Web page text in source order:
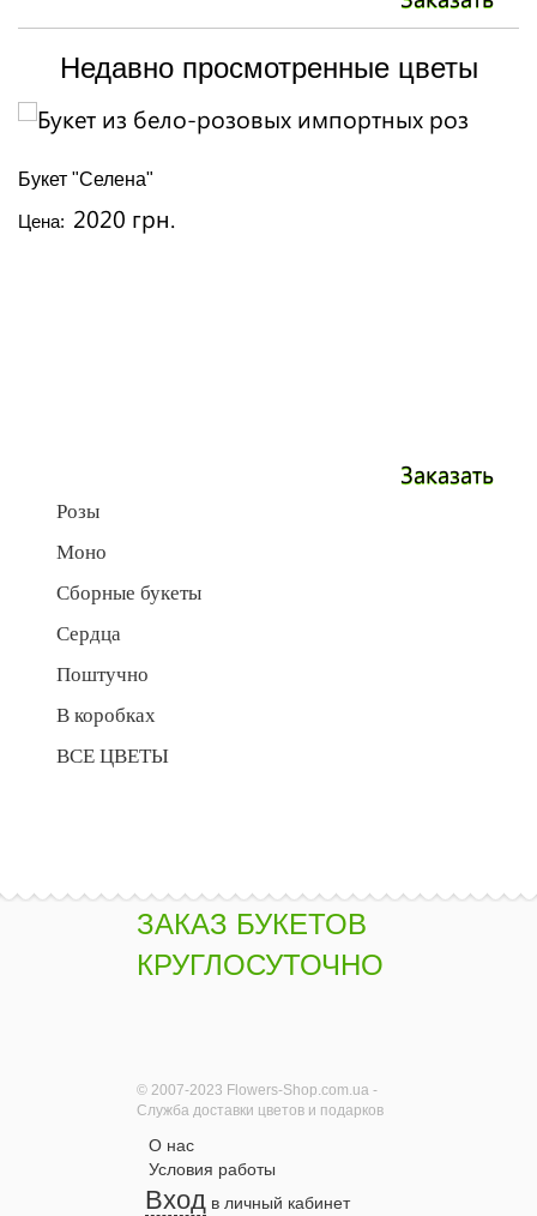
Недавно просмотренные цветы
Букет "Селена"
Цена: 2020 грн.
Заказать
Розы
Моно
Сборные букеты
Сердца
Поштучно
В коробках
ВСЕ ЦВЕТЫ
ЗАКАЗ БУКЕТОВ
КРУГЛОСУТОЧНО
© 2007-2023 Flowers-Shop.com.ua -
Служба доставки цветов и подарков
О нас
Условия работы
Вход в личный кабинет